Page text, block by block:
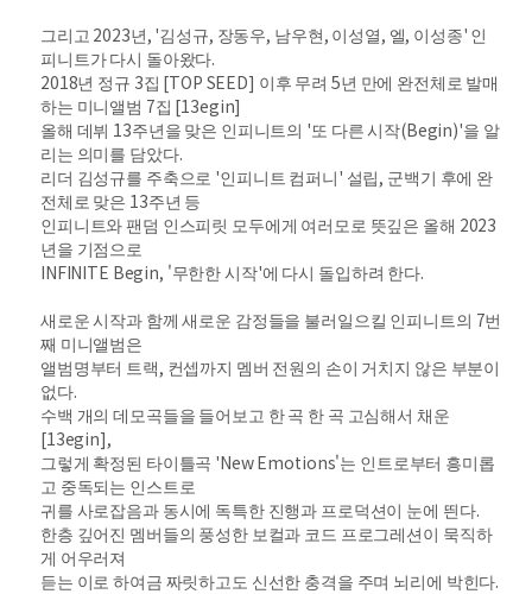
그리고 2023년, '김성규, 장동우, 남우현, 이성열, 엘, 이성종' 인
피니트가 다시 돌아왔다.
2018년 정규 3집 [TOP SEED] 이후 무려 5년 만에 완전체로 발매
하는 미니앨범 7집 [13egin]
올해 데뷔 13주년을 맞은 인피니트의 '또 다른 시작(Begin)'을 알
리는 의미를 담았다.
리더 김성규를 주축으로 '인피니트 컴퍼니' 설립, 군백기 후에 완
전체로 맞은 13주년 등
인피니트와 팬덤 인스피릿 모두에게 여러모로 뜻깊은 올해 2023
년을 기점으로
INFINITE Begin, '무한한 시작'에 다시 돌입하려 한다.
새로운 시작과 함께 새로운 감정들을 불러일으킬 인피니트의 7번
째 미니앨범은
앨범명부터 트랙, 컨셉까지 멤버 전원의 손이 거치지 않은 부분이
없다.
수백 개의 데모곡들을 들어보고 한 곡 한 곡 고심해서 채운
[13egin],
그렇게 확정된 타이틀곡 'New Emotions'는 인트로부터 흥미롭
고 중독되는 인스트로
귀를 사로잡음과 동시에 독특한 진행과 프로덕션이 눈에 띈다.
한층 깊어진 멤버들의 풍성한 보컬과 코드 프로그레션이 묵직하
게 어우러져
듣는 이로 하여금 짜릿하고도 신선한 충격을 주며 뇌리에 박힌다.